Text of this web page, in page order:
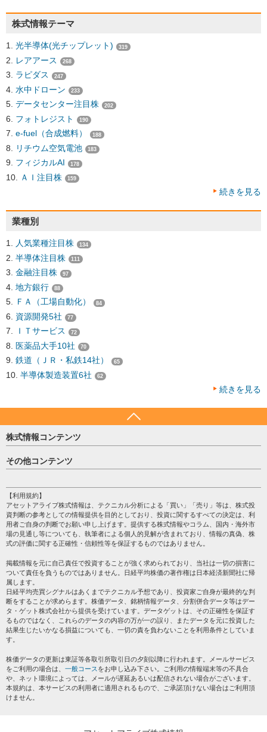
株式情報テーマ
光半導体(光チップレット) 319
レアアース 268
ラピダス 247
水中ドローン 233
データセンター注目株 202
フォトレジスト 190
e-fuel（合成燃料） 188
リチウム空気電池 183
フィジカルAI 178
ＡＩ注目株 159
続きを見る
業種別
人気業種注目株 134
半導体注目株 111
金融注目株 97
地方銀行 88
ＦＡ（工場自動化） 84
資源開発5社 77
ＩＴサービス 72
医薬品大手10社 70
鉄道（ＪＲ・私鉄14社） 65
半導体製造装置6社 62
続きを見る
株式情報コンテンツ
日経平均
売買シグナル
注目銘柄
株テーマ情報
海外市況
投資カレンダー
格付け情報
その他コンテンツ
個人情報保護方針
プライバシーポリシー
会社案内
サイトマップ
過去データ
【利用規約】
アセットアライブ株式情報は、テクニカル分析による「買い」「売り」等は、株式投
資判断の参考としての情報提供を目的としており、投資に関するすべての決定は、利
用者ご自身の判断でお願い申し上げます。提供する株式情報やコラム、国内・海外市
場の見通し等についても、執筆者による個人的見解が含まれており、情報の真偽、株
式の評価に関する正確性・信頼性等を保証するものではありません。
掲載情報を元に自己責任で投資することが強く求められており、当社は一切の損害に
ついて責任を負うものではありません。日経平均株価の著作権は日本経済新聞社に帰
属します。
日経平均売買シグナルはあくまでテクニカル予想であり、投資家ご自身が最終的な判
断をすることが求めらます。株価データ、銘柄情報データ、分割併合データ等はデー
タ・ゲット株式会社から提供を受けています。データゲットは、その正確性を保証す
るものではなく、これらのデータの内容の万が一の誤り、またデータを元に投資した
結果生じたいかなる損益についても、一切の責を負わないことを利用条件としていま
す。
株価データの更新は東証等各取引所取引日の夕刻以降に行われます。メールサービス
をご利用の場合は、 一般コース をお申し込み下さい。ご利用の情報端末等の不具合
や、ネット環境によっては、メールが遅延あるいは配信されない場合がございます。
本規約は、本サービスの利用者に適用されるもので、ご承諾頂けない場合はご利用頂
けません。